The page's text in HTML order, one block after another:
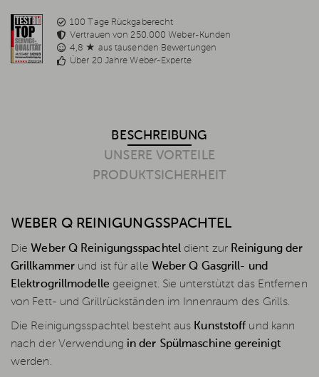
100 Tage Rückgaberecht
Vertrauen von 250.000 Weber-Kunden
4,8 ★ aus tausenden Bewertungen
Über 20 Jahre Weber-Experte
BESCHREIBUNG
UNSERE VORTEILE
PRODUKTSICHERHEIT
WEBER Q REINIGUNGSSPACHTEL
Die Weber Q Reinigungsspachteldient zur Reinigung der
Grillkammer und ist für alle Weber Q Gasgrill- und
Elektrogrillmodelle geeignet. Sie unterstützt das Entfernen
von Fett- und Grillrückständen im Innenraum des Grills.
Die Reinigungsspachtel besteht aus Kunststoff und kann
nach der Verwendung in der Spülmaschine gereinigt
werden.